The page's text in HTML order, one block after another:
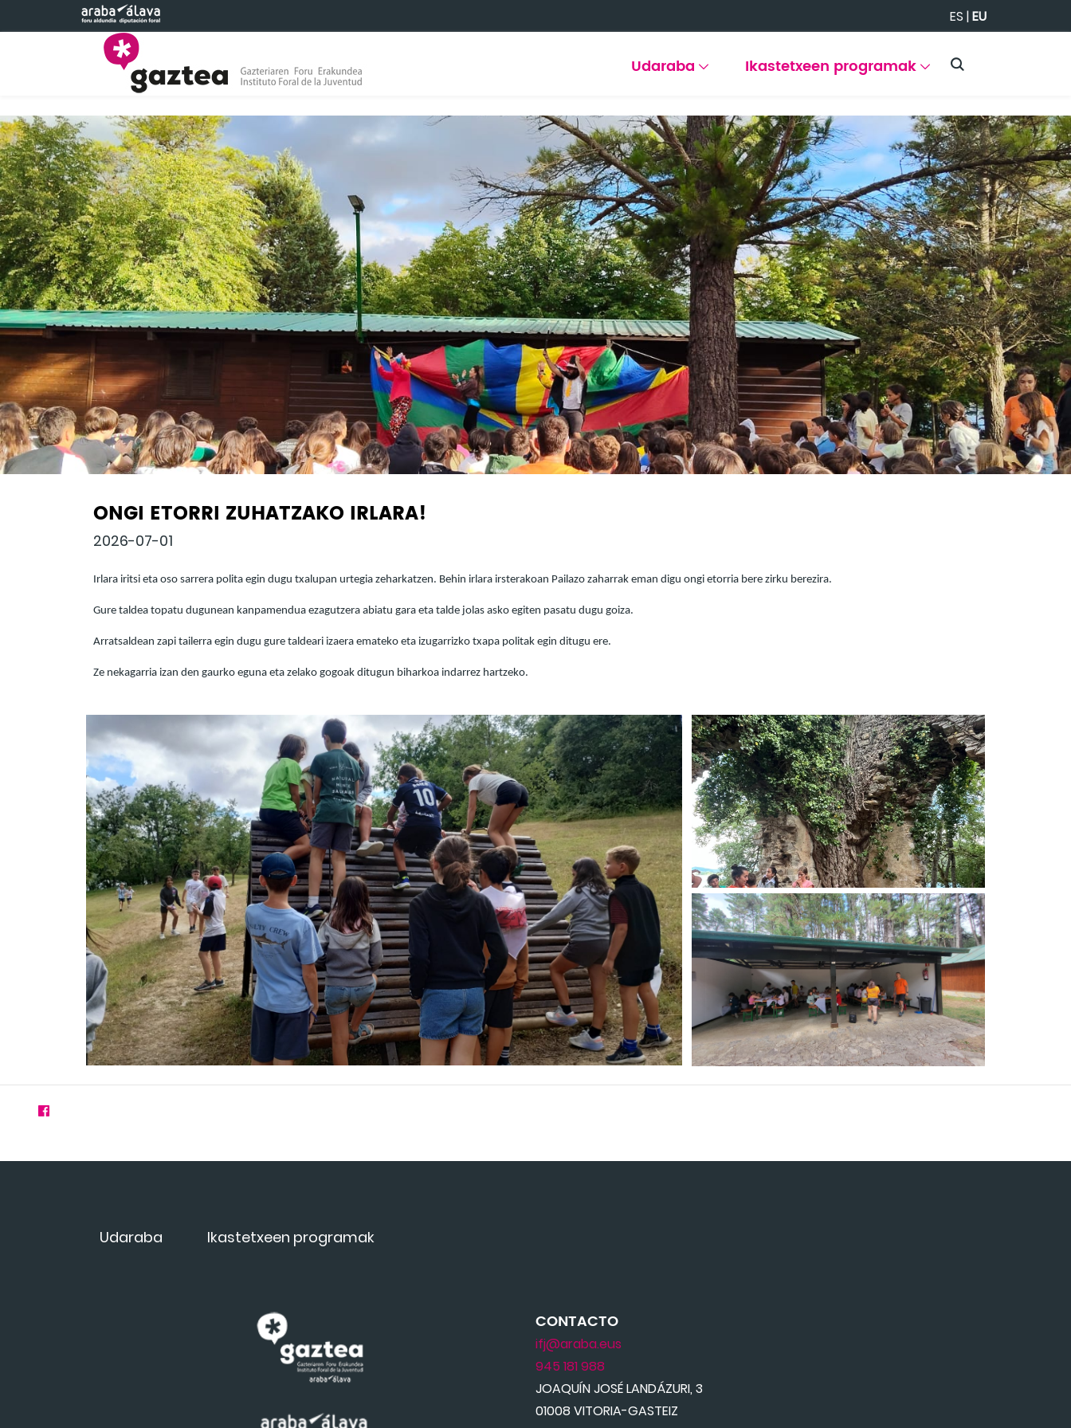
Eduki nagusira joan ES |EU
Udaraba Ikastetxeen programak
ONGI ETORRI ZUHATZAKO IRLARA!
2026-07-01
Irlara iritsi eta oso sarrera polita egin dugu txalupan urtegia zeharkatzen. Behin irlara irsterakoan Pailazo zaharrak eman digu ongi etorria bere zirku berezira.
Gure taldea topatu dugunean kanpamendua ezagutzera abiatu gara eta talde jolas asko egiten pasatu dugu goiza.
Arratsaldean zapi tailerra egin dugu gure taldeari izaera emateko eta izugarrizko txapa politak egin ditugu ere.
Ze nekagarria izan den gaurko eguna eta zelako gogoak ditugun biharkoa indarrez hartzeko.
Udaraba Ikastetxeen programak
CONTACTO
ifj@araba.eus
945 181 988
JOAQUÍN JOSÉ LANDÁZURI, 3
01008 VITORIA-GASTEIZ